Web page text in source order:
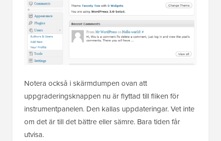
Notera också i skärmdumpen ovan att
uppgraderingsknappen nu är flyttad till fliken för
instrumentpanelen. Den kallas uppdateringar. Vet inte
om det är till det bättre eller sämre. Bara tiden får
utvisa.